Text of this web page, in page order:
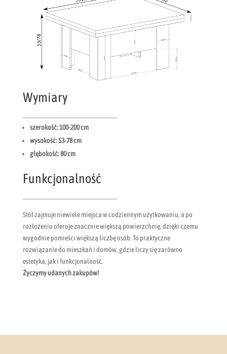
Wymiary
szerokość: 100-200 cm
wysokość: 53-78 cm
głębokość: 80 cm
Funkcjonalność
Stół zajmuje niewiele miejsca w codziennym użytkowaniu, a po
rozłożeniu oferuje znacznie większą powierzchnię, dzięki czemu
wygodnie pomieści większą liczbę osób. To praktyczne
rozwiązanie do mieszkań i domów, gdzie liczy się zarówno
estetyka, jak i funkcjonalność.
Życzymy udanych zakupów!